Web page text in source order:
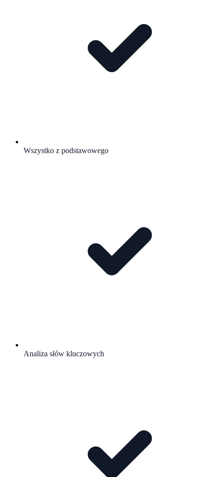
Wszystko z podstawowego
Analiza słów kluczowych